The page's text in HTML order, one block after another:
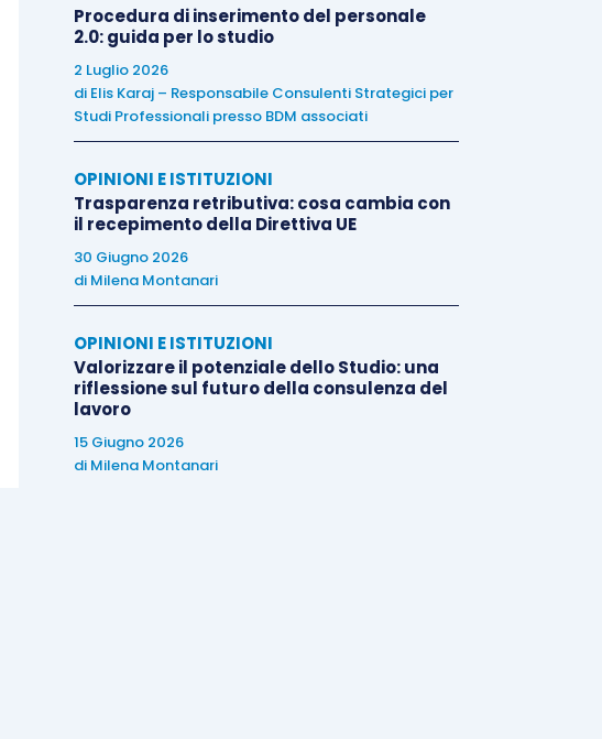
Procedura di inserimento del personale
2.0: guida per lo studio
2 Luglio 2026
di Elis Karaj – Responsabile Consulenti Strategici per
Studi Professionali presso BDM associati
OPINIONI E ISTITUZIONI
Trasparenza retributiva: cosa cambia con
il recepimento della Direttiva UE
30 Giugno 2026
di Milena Montanari
OPINIONI E ISTITUZIONI
Valorizzare il potenziale dello Studio: una
riflessione sul futuro della consulenza del
lavoro
15 Giugno 2026
di Milena Montanari